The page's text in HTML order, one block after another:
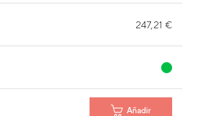
247,21 €
Añadir